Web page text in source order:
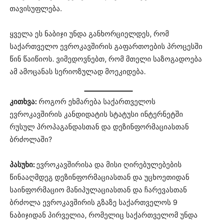
თავისუფლება.
ყველა ეს ნაბიჯი უნდა განხორციელდეს, რომ
საქართველო ევროკავშირის გაფართოების პროცესში
წინ წაიწიოს. ვიმედოვნებთ, რომ მთელი საზოგადოება
ამ ამოცანას სერიოზულად მოეკიდება.
კითხვა: როგორ ეხმარება საქართველოს
ევროკავშირის კანდიდატის სტატუსი ინტერნეტში
რუსულ პროპაგანდასთან და დეზინფორმაციასთან
ბრძოლაში?
პასუხი: ევროკავშირისა და მისი ღირებულებების
წინააღმდეგ დეზინფორმაციასთან და უცხოეთიდან
საინფორმაციო მანიპულაციასთან და ჩარევასთან
ბრძოლა ევროკავშირის გზაზე საქართველოს 9
ნაბიჯიდან პირველია, რომელიც საქართველომ უნდა